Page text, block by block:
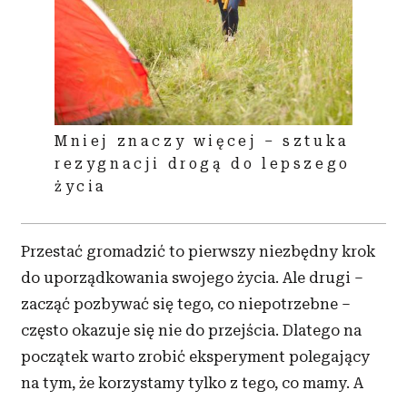
Mniej znaczy więcej – sztuka
rezygnacji drogą do lepszego
życia
Przestać gromadzić to pierwszy niezbędny krok
do uporządkowania swojego życia. Ale drugi –
zacząć pozbywać się tego, co niepotrzebne –
często okazuje się nie do przejścia. Dlatego na
początek warto zrobić eksperyment polegający
na tym, że korzystamy tylko z tego, co mamy. A